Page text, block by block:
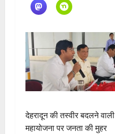
देहरादून की तस्वीर बदलने वाली
महायोजना पर जनता की मुहर